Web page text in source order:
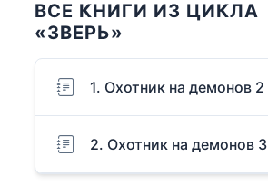
ВСЕ КНИГИ ИЗ ЦИКЛА
«ЗВЕРЬ»
1. Охотник на демонов 2
2. Охотник на демонов 3